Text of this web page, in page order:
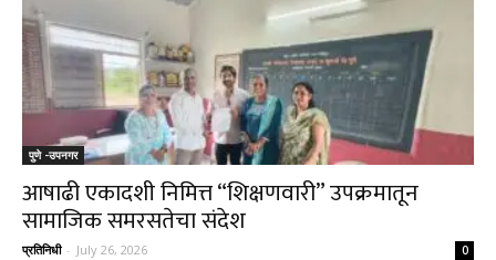
पुणे -उपनगर
आषाढी एकादशी निमित्त “शिक्षणवारी” उपक्रमातून
सामाजिक समरसतेचा संदेश
प्रतिनिधी - July 26, 2026 0